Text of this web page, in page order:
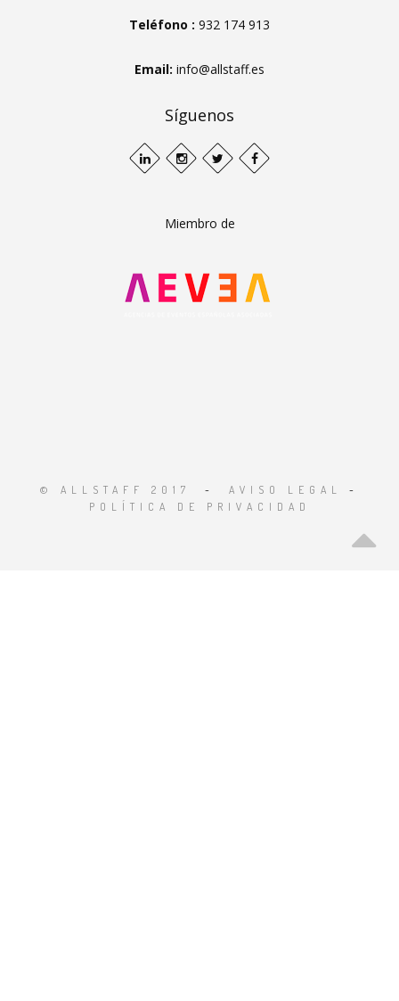
Teléfono : 932 174 913
Email: info@allstaff.es
Síguenos
Miembro de
© ALLSTAFF 2017 - AVISO LEGAL
-
POLÍTICA DE PRIVACIDAD